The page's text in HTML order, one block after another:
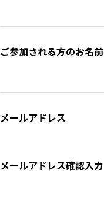
ご参加される方のお名前
メールアドレス
メールアドレス確認入力